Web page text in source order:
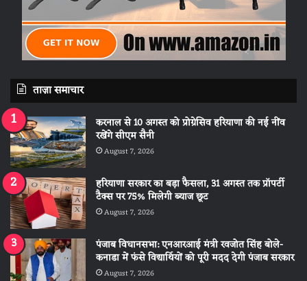
ताज़ा समाचार
करनाल से 10 अगस्त को प्रोग्रेसिव हरियाणा की नई नींव
रखेंगे सीएम सैनी
August 7, 2026
हरियाणा सरकार का बड़ा फैसला, 31 अगस्त तक प्रॉपर्टी
टैक्स पर 75% मिलेगी ब्याज छूट
August 7, 2026
पंजाब विधानसभा: एनआरआई मंत्री रवजोत सिंह बोले-
कनाडा में फंसे विद्यार्थियों को पूरी मदद देगी पंजाब सरकार
August 7, 2026